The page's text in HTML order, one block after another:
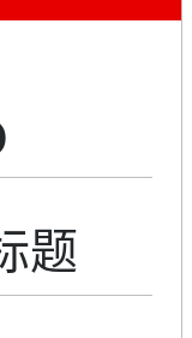
题